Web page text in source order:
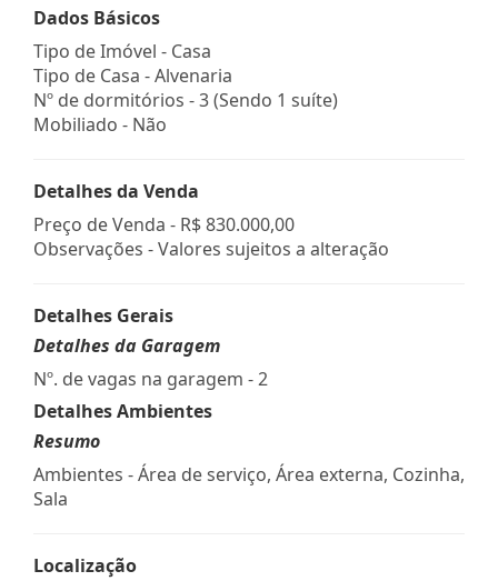
Dados Básicos
Tipo de Imóvel - Casa
Tipo de Casa - Alvenaria
Nº de dormitórios - 3 (Sendo 1 suíte)
Mobiliado - Não
Detalhes da Venda
Preço de Venda - R$ 830.000,00
Observações - Valores sujeitos a alteração
Detalhes Gerais
Detalhes da Garagem
Nº. de vagas na garagem - 2
Detalhes Ambientes
Resumo
Ambientes - Área de serviço, Área externa, Cozinha,
Sala
Localização